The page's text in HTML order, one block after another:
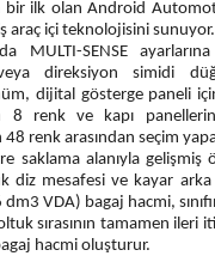
bir ilk olan Android
araç içi teknolojisini sunuyor.
MULTI-SENSE
direksiyon simidi
dijital gösterge paneli
8 renk ve kapı
renk arasından seçim
saklama alanıyla gelişmiş
diz mesafesi ve kayar arka
VDA) bagaj hacmi,
sırasının tamamen ileri
hacmi oluşturur.